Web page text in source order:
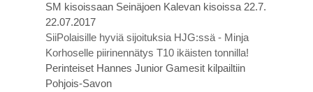
SM kisoissaan Seinäjoen Kalevan kisoissa 22.7.
22.07.2017
SiiPolaisille hyviä sijoituksia HJG:ssä - Minja
Korhoselle piirinennätys T10 ikäisten tonnilla!
Perinteiset Hannes Junior Gamesit kilpailtiin
Pohjois-Savon